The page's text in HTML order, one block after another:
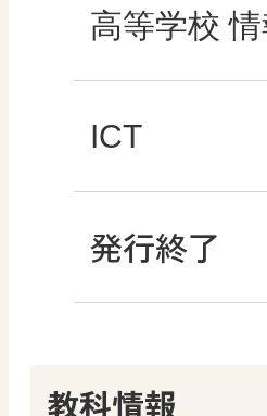
どう
ABCシ
マン
ABCシ
ROOT
教科
算数
高等学校 情
情報科
ICT
つな
発行終了
教科情報